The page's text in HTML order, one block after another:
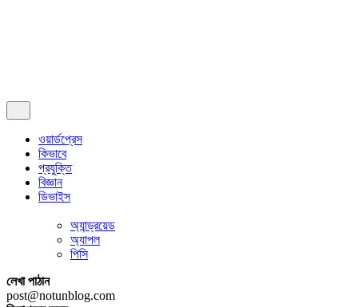
ওয়ার্ডপ্রেস
কিভাবে
প্রযুক্তি
বিজ্ঞান
ডিভাইস
অ্যান্ড্রয়েড
অ্যাপল
পিসি
লেখা পাঠান
post@notunblog.com